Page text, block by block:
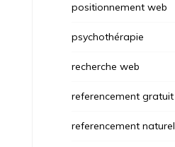
positionnement web
psychothérapie
recherche web
referencement gratuit
referencement naturel